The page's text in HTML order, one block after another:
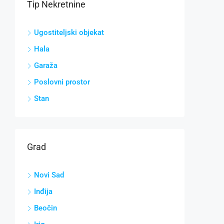
Tip Nekretnine
Ugostiteljski objekat
Hala
Garaža
Poslovni prostor
Stan
Grad
Novi Sad
Inđija
Beočin